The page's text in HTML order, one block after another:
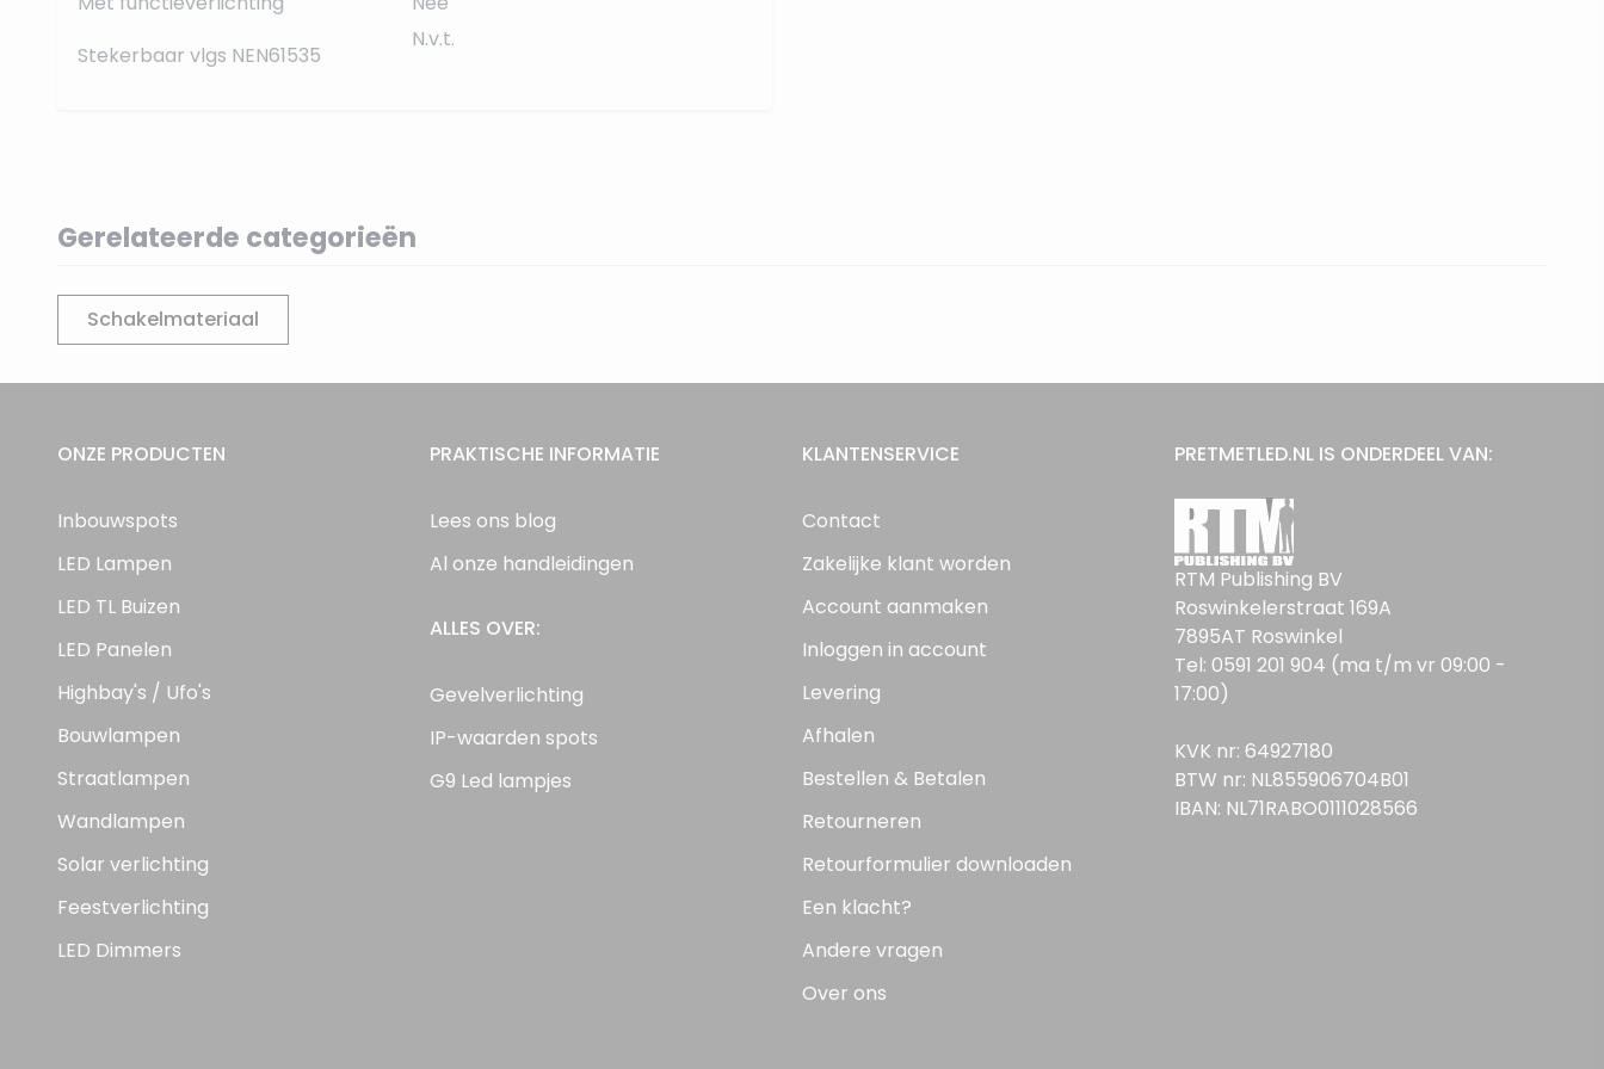
Stekerbaar vlgs NEN61535
N.v.t.
Gerelateerde categorieën
Schakelmateriaal
ONZE PRODUCTEN
Inbouwspots
LED Lampen
LED TL Buizen
LED Panelen
Highbay's / Ufo's
Bouwlampen
Straatlampen
Wandlampen
Solar verlichting
Feestverlichting
LED Dimmers
PRAKTISCHE INFORMATIE
Lees ons blog
Al onze handleidingen
ALLES OVER:
Gevelverlichting
IP-waarden spots
G9 Led lampjes
KLANTENSERVICE
Contact
Zakelijke klant worden
Account aanmaken
Inloggen in account
Levering
Afhalen
Bestellen & Betalen
Retourneren
Retourformulier downloaden
Een klacht?
Andere vragen
Over ons
PRETMETLED.NL IS ONDERDEEL VAN:
RTM Publishing BV
Roswinkelerstraat 169A
7895AT Roswinkel
Tel: 0591 201 904 (ma t/m vr 09:00 -
17:00)
KVK nr: 64927180
BTW nr: NL855906704B01
IBAN: NL71RABO0111028566